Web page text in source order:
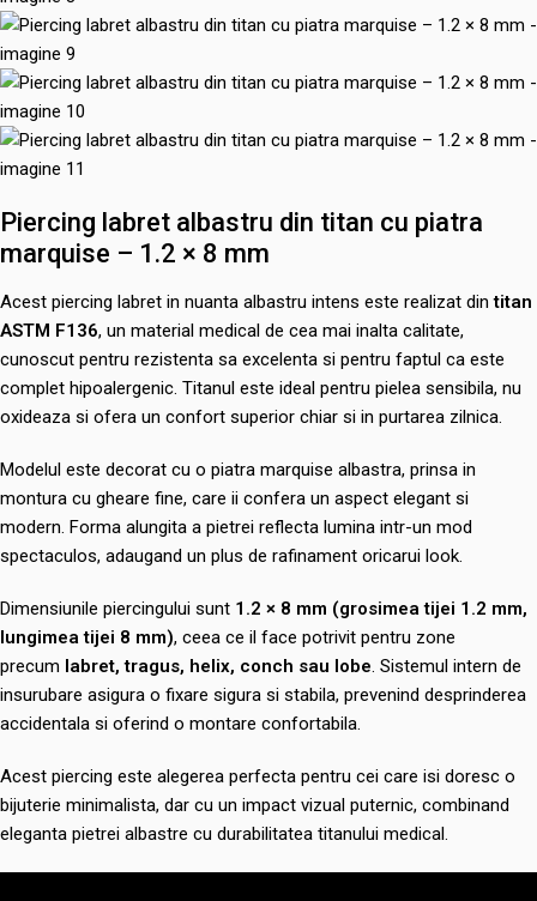
Piercing labret albastru din titan cu piatra
marquise – 1.2 × 8 mm
Acest piercing labret in nuanta albastru intens este realizat dintitan
ASTM F136, un material medical de cea mai inalta calitate,
cunoscut pentru rezistenta sa excelenta si pentru faptul ca este
complet hipoalergenic. Titanul este ideal pentru pielea sensibila, nu
oxideaza si ofera un confort superior chiar si in purtarea zilnica.
Modelul este decorat cu o piatra marquise albastra, prinsa in
montura cu gheare fine, care ii confera un aspect elegant si
modern. Forma alungita a pietrei reflecta lumina intr-un mod
spectaculos, adaugand un plus de rafinament oricarui look.
Dimensiunile piercingului sunt 1.2 × 8 mm (grosimea tijei 1.2 mm,
lungimea tijei 8 mm), ceea ce il face potrivit pentru zone
precum labret, tragus, helix, conch sau lobe. Sistemul intern de
insurubare asigura o fixare sigura si stabila, prevenind desprinderea
accidentala si oferind o montare confortabila.
Acest piercing este alegerea perfecta pentru cei care isi doresc o
bijuterie minimalista, dar cu un impact vizual puternic, combinand
eleganta pietrei albastre cu durabilitatea titanului medical.